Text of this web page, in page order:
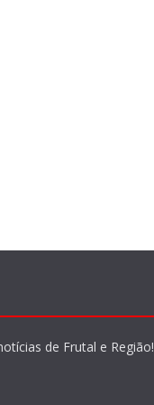
de Frutal e Região!